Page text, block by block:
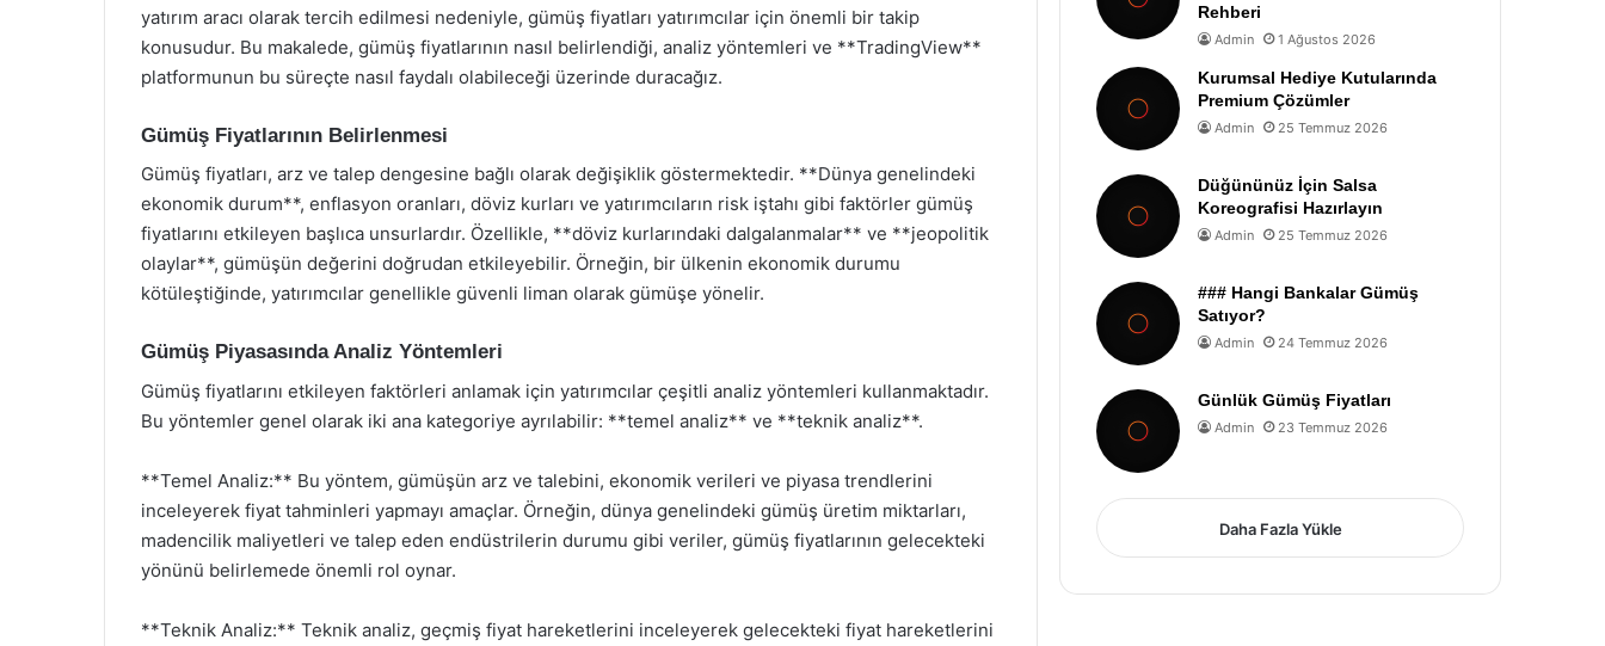
yatırım aracı olarak tercih edilmesi nedeniyle, gümüş fiyatları yatırımcılar için önemli bir takip
konusudur. Bu makalede, gümüş fiyatlarının nasıl belirlendiği, analiz yöntemleri ve **TradingView**
platformunun bu süreçte nasıl faydalı olabileceği üzerinde duracağız.
Gümüş Fiyatlarının Belirlenmesi
Gümüş fiyatları, arz ve talep dengesine bağlı olarak değişiklik göstermektedir. **Dünya genelindeki
ekonomik durum**, enflasyon oranları, döviz kurları ve yatırımcıların risk iştahı gibi faktörler gümüş
fiyatlarını etkileyen başlıca unsurlardır. Özellikle, **döviz kurlarındaki dalgalanmalar** ve **jeopolitik
olaylar**, gümüşün değerini doğrudan etkileyebilir. Örneğin, bir ülkenin ekonomik durumu
kötüleştiğinde, yatırımcılar genellikle güvenli liman olarak gümüşe yönelir.
Gümüş Piyasasında Analiz Yöntemleri
Gümüş fiyatlarını etkileyen faktörleri anlamak için yatırımcılar çeşitli analiz yöntemleri kullanmaktadır.
Bu yöntemler genel olarak iki ana kategoriye ayrılabilir: **temel analiz** ve **teknik analiz**.
**Temel Analiz:** Bu yöntem, gümüşün arz ve talebini, ekonomik verileri ve piyasa trendlerini
inceleyerek fiyat tahminleri yapmayı amaçlar. Örneğin, dünya genelindeki gümüş üretim miktarları,
madencilik maliyetleri ve talep eden endüstrilerin durumu gibi veriler, gümüş fiyatlarının gelecekteki
yönünü belirlemede önemli rol oynar.
**Teknik Analiz:** Teknik analiz, geçmiş fiyat hareketlerini inceleyerek gelecekteki fiyat hareketlerini
Rehberi
Admin 1 Ağustos 2026
Kurumsal Hediye Kutularında
Premium Çözümler
Admin 25 Temmuz 2026
Düğününüz İçin Salsa
Koreografisi Hazırlayın
Admin 25 Temmuz 2026
### Hangi Bankalar Gümüş
Satıyor?
Admin 24 Temmuz 2026
Günlük Gümüş Fiyatları
Admin 23 Temmuz 2026
Daha Fazla Yükle